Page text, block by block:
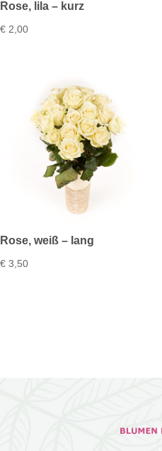
Rose, lila – kurz
€ 2,00
Rose, weiß – lang
€ 3,50